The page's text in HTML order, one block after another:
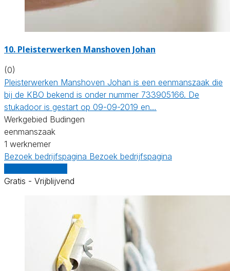
10. Pleisterwerken Manshoven Johan
(0)
Pleisterwerken Manshoven Johan is een eenmanszaak die
bij de KBO bekend is onder nummer 733905166. De
stukadoor is gestart op 09-09-2019 en…
Werkgebied Budingen
eenmanszaak
1 werknemer
Bezoek bedrijfspagina Bezoek bedrijfspagina
Gratis - Vrijblijvend